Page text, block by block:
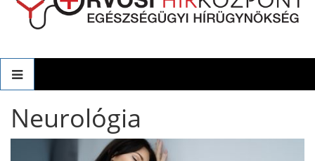
Neurológia